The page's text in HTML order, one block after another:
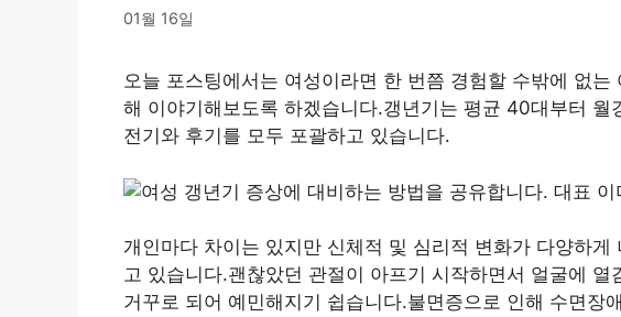
01월 16일
오늘 포스팅에서는 여성이라면 한 번쯤 경험할 수밖에 없는
해 이야기해보도록 하겠습니다.갱년기는 평균 40대부터 월
전기와 후기를 모두 포괄하고 있습니다.
개인마다 차이는 있지만 신체적 및 심리적 변화가 다양하
고 있습니다.괜찮았던 관절이 아프기 시작하면서 얼굴에 열
거꾸로 되어 예민해지기 쉽습니다.불면증으로 인해 수면장